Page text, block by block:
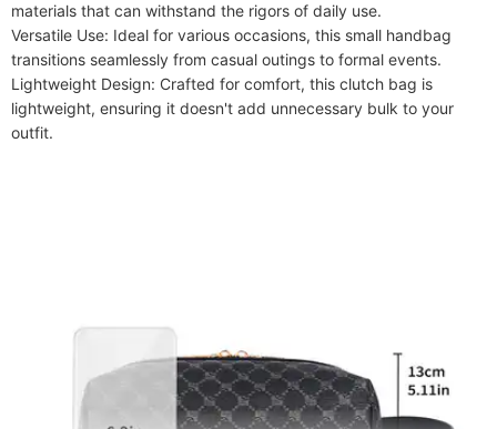
materials that can withstand the rigors of daily use.
Versatile Use: Ideal for various occasions, this small handbag
transitions seamlessly from casual outings to formal events.
Lightweight Design: Crafted for comfort, this clutch bag is
lightweight, ensuring it doesn't add unnecessary bulk to your
outfit.